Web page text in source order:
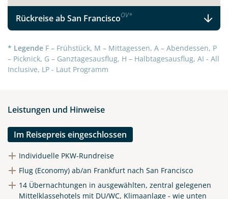
Rückreise ab San FranciscoOV*
* Legende F – Frühstück, M – Mittagessen, A – Abendessen, P
– Picknick, G – Ganztagesausflug, H – Halbtagesausflug, AI - All
Inclusive, LP - Laut Programm
Leistungen und Hinweise
Im Reisepreis eingeschlossen
Individuelle PKW-Rundreise
Flug (Economy) ab/an Frankfurt nach San Francisco
14 Übernachtungen in ausgewählten, zentral gelegenen
Mittelklassehotels mit DU/WC, Klimaanlage - wie unten